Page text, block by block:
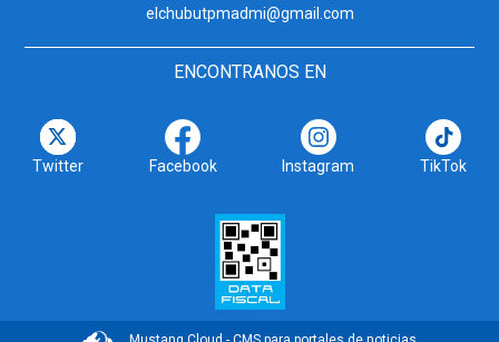
elchubutpmadmi@gmail.com
ENCONTRANOS EN
Twitter Facebook Instagram TikTok